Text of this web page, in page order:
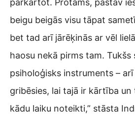
pārkārtot. Protams, pastāv
beigu beigās visu tāpat
bet tad arī jārēķinās ar vēl
haosu nekā pirms tam. Tukšs
psiholoģisks instruments –
gribēsies, lai tajā ir kārtība un
kādu laiku noteikti,” stāsta